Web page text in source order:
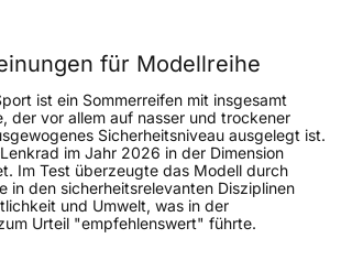
300 km/h
für Modellreihe
ist ein Sommerreifen mit insgesamt
der vor allem auf nasser und trockener
Sicherheitsniveau ausgelegt ist.
im Jahr 2026 in der Dimension
Im Test überzeugte das Modell durch
in den sicherheitsrelevanten Disziplinen
und Umwelt, was in der
Urteil "empfehlenswert" führte.